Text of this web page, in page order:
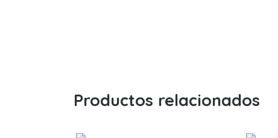
Productos relacionados